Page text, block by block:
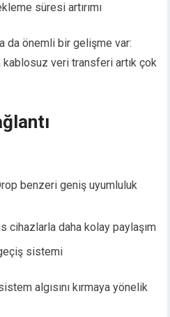
süresi artırımı
da önemli bir gelişme var:
kablosuz veri transferi artık çok
benzeri geniş uyumluluk
cihazlarla daha kolay paylaşım
sistemi
algısını kırmaya yönelik